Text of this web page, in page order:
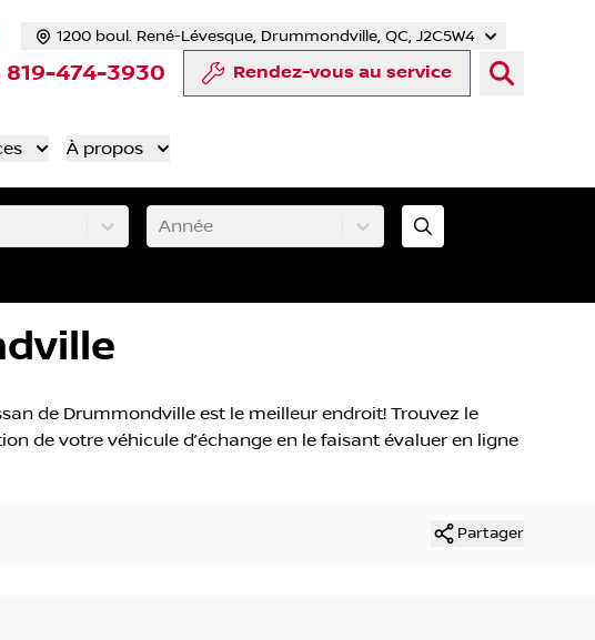
Rendez-vous au service
819-474-3930
Twitter
YouTube
compte Tiktok
notre compte LinkedIn
vers notre compte Instagram
1200 boul. René-Lévesque, Drummondville, QC, J2C5W4
À propos
Année
de Drummondville est le meilleur endroit! Trouvez le
de votre véhicule d’échange en le faisant évaluer en ligne
Partager